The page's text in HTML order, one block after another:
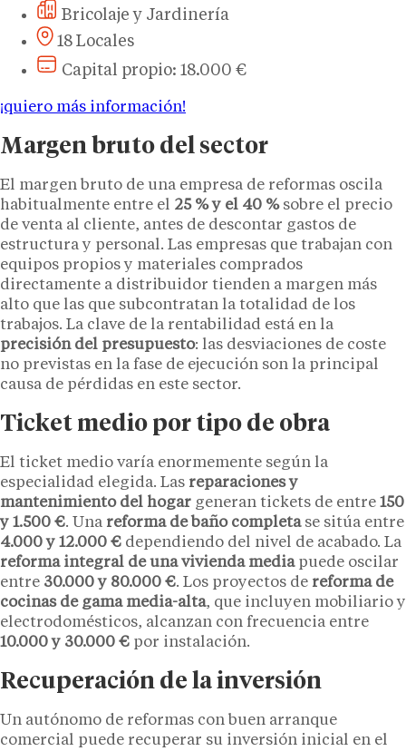
Bricolaje y Jardinería
18 Locales
Capital propio: 18.000 €
¡quiero más información!
Margen bruto del sector
El margen bruto de una empresa de reformas oscila
habitualmente entre el 25 % y el 40 %sobre el precio
de venta al cliente, antes de descontar gastos de
estructura y personal. Las empresas que trabajan con
equipos propios y materiales comprados
directamente a distribuidor tienden a margen más
alto que las que subcontratan la totalidad de los
trabajos. La clave de la rentabilidad está en la
precisión del presupuesto: las desviaciones de coste
no previstas en la fase de ejecución son la principal
causa de pérdidas en este sector.
Ticket medio por tipo de obra
El ticket medio varía enormemente según la
especialidad elegida. Las reparaciones y
mantenimiento del hogar generan tickets de entre 150
y 1.500 €. Una reforma de baño completase sitúa entre
4.000 y 12.000 € dependiendo del nivel de acabado. La
reforma integral de una vivienda mediapuede oscilar
entre 30.000 y 80.000 €. Los proyectos de reforma de
cocinas de gama media-alta, que incluyen mobiliario y
electrodomésticos, alcanzan con frecuencia entre
10.000 y 30.000 € por instalación.
Recuperación de la inversión
Un autónomo de reformas con buen arranque
comercial puede recuperar su inversión inicial en el